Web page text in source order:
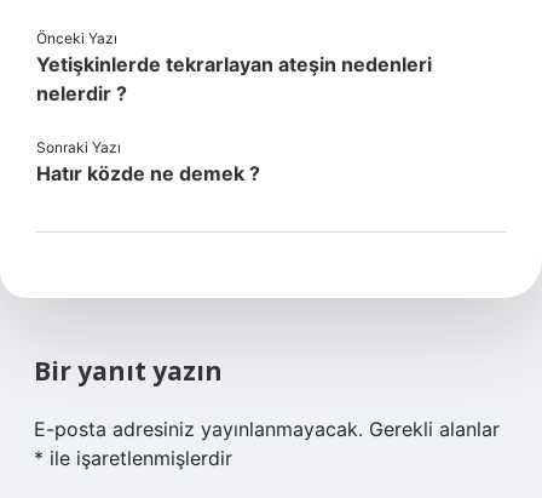
Önceki Yazı
Yetişkinlerde tekrarlayan ateşin nedenleri
nelerdir ?
Sonraki Yazı
Hatır közde ne demek ?
Bir yanıt yazın
E-posta adresiniz yayınlanmayacak. Gerekli alanlar
* ile işaretlenmişlerdir